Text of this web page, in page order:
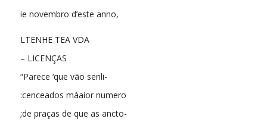
ie novembro d’este anno,
LTENHE TEA VDA
– LICENÇAS
“Parece ‘que vão serili-
:cenceados máaior numero
;de praças de que as ancto-